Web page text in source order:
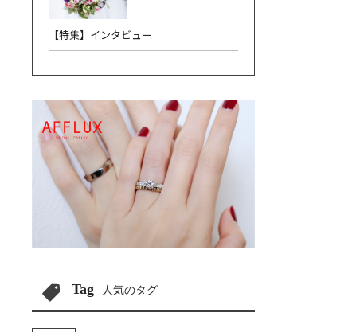
【特集】インタビュー
Tag 人気のタグ